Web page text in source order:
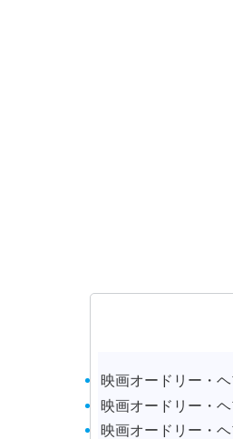
映画オードリー・
映画オードリー・
映画オードリー・